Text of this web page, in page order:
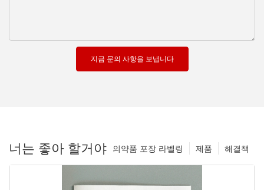
지금 문의 사항을 보냅니다
너는 좋아 할거야 해결책
제품
의약품 포장 라벨링